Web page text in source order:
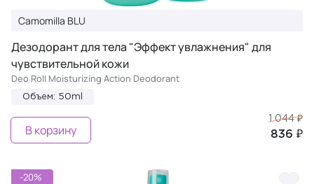
Camomilla BLU
Дезодорант для тела "Эффект увлажнения" для
чувствительной кожи
Deo Roll Moisturizing Action Deodorant
Объем: 50ml
1 044 ₽
836 ₽
В корзину
-20%